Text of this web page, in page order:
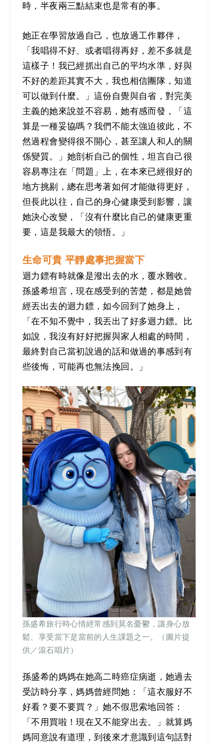
時，半夜兩三點結束也是常有的事。
她正在學習放過自己，也放過工作夥伴，
「我唱得不好、或者唱得再好，差不多就是
這樣子！我已經抓出自己的平均水準，好與
不好的差距其實不大，我也相信團隊，知道
可以做到什麼。」這份自覺與自省，對完美
主義的她來說並不容易，她有感而發，「這
算是一種妥協嗎？我們不能太強迫彼此，不
然過程會變得很不開心，甚至讓人和人的關
係變質。」她剖析自己的個性，坦言自己很
容易專注在「問題」上，在本來已經很好的
地方挑剔，總在思考著如何才能做得更好，
但長此以往，自己的身心健康受到影響，讓
她決心改變，「沒有什麼比自己的健康更重
要，這是我最大的領悟。」
生命可貴 平靜處事把握當下
迴力鏢有時就像是潑出去的水，覆水難收。
孫盛希坦言，現在感受到的苦楚，都是她曾
經丟出去的迴力鏢，如今回到了她身上，
「在不知不覺中，我丟出了好多迴力鏢。比
如說，我沒有好好把握與家人相處的時間，
最終對自己當初說過的話和做過的事感到有
些後悔，可能再也無法挽回。」
孫盛希旅行時心情經常感到莫名憂鬱，讓身心放
鬆、享受當下是當前的人生課題之一。（圖片提
供／滾石唱片）
孫盛希的媽媽在她高二時癌症病逝，她過去
受訪時分享，媽媽曾經問她：「這衣服好不
好看？要不要買？」她不假思索地回答：
「不用買啦！現在又不能穿出去。」就算媽
媽同意說有道理，到後來才意識到這句話對